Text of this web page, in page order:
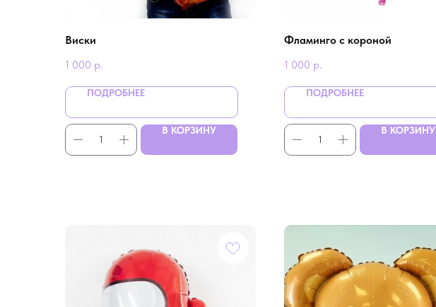
Виски
1 000 р.
ПОДРОБНЕЕ
В КОРЗИНУ
Фламинго с короной
1 000 р.
ПОДРОБНЕЕ
В КОРЗИНУ